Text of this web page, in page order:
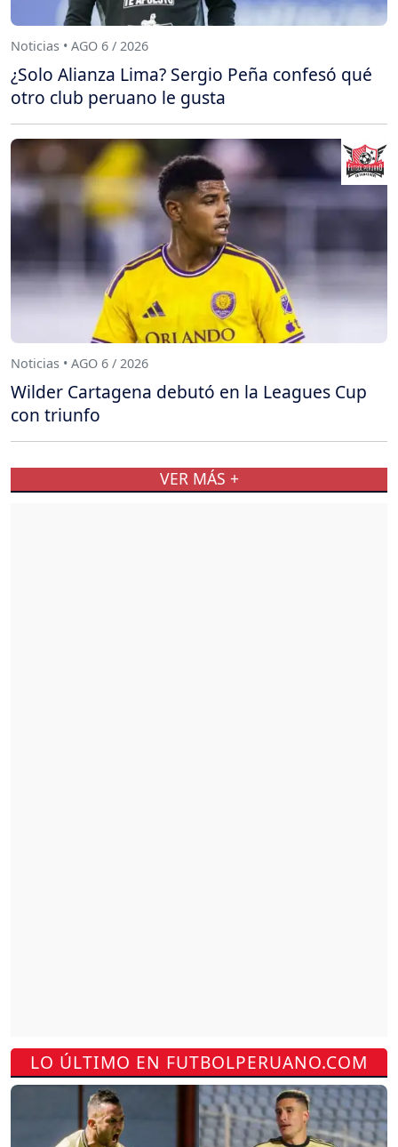
LO ÚLTIMO EN FUTBOLPERUANO.COM
Noticias • AGO 6 / 2026
¿Solo Alianza Lima? Sergio Peña confesó qué
otro club peruano le gusta
Noticias • AGO 6 / 2026
Wilder Cartagena debutó en la Leagues Cup
con triunfo
VER MÁS +